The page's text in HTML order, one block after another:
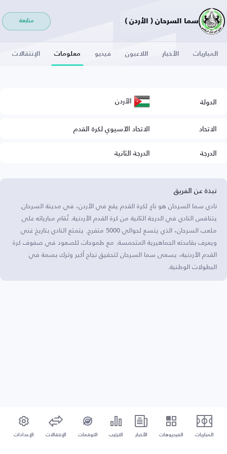
سما السرحان ( الأردن ) متابعة
المباريات الأخبار اللاعبون فيديو معلومات الإنتقالات
الدولة الأردن
الاتحاد
الاتحاد الآسيوي لكرة القدم
الدرجة
الدرجة الثانية
نبذة عن الفريق
نادي سما السرحان هو نادٍ لكرة القدم يقع في الأردن، في مدينة السرحان.
يتنافس النادي في الدرجة الثانية من كرة القدم الأردنية. تُقام مبارياته على
ملعب السرحان، الذي يتسع لحوالي 5000 متفرج. يتمتع النادي بتاريخ غني
ويعرف بقاعدته الجماهيرية المتحمسة. مع طموحات للصعود في صفوف كرة
القدم الأردنية، يسعى سما السرحان لتحقيق نجاح أكبر وترك بصمة في
البطولات الوطنية.
المباريات الفيديوهات الأخبار الترتيب التوقعات الإنتقالات الإعدادات